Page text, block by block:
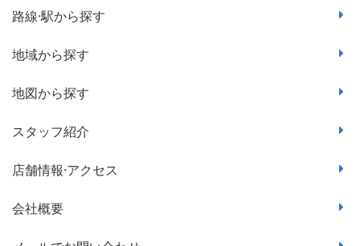
路線·駅から探す
地域から探す
地図から探す
スタッフ紹介
店舗情報·アクセス
会社概要